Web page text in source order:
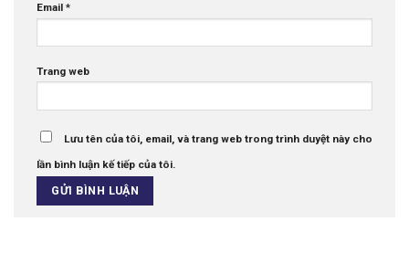
Email *
Trang web
Lưu tên của tôi, email, và trang web trong trình duyệt này cho
lần bình luận kế tiếp của tôi.